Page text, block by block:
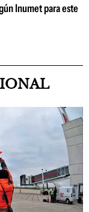
Inumet para este